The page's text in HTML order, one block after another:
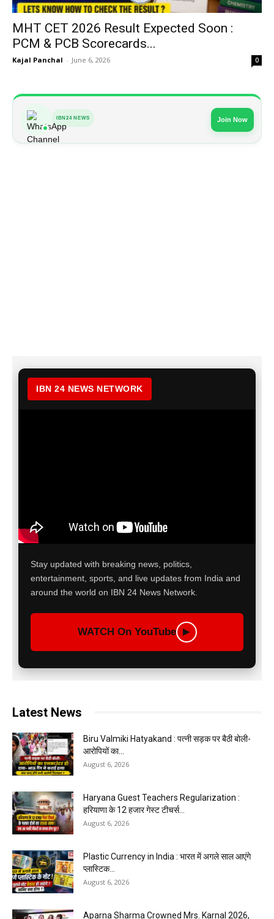
MHT CET 2026 Result Expected Soon :
PCM & PCB Scorecards...
Kajal Panchal - June 6, 2026 0
IBN24 NEWS Join Now
IBN 24 NEWS NETWORK
Stay updated with breaking news, politics,
entertainment, sports, and live updates from India and
around the world on IBN 24 News Network.
WATCH On YouTube ▶
Latest News
Biru Valmiki Hatyakand : पत्नी सड़क पर बैठी बोली-
आरोपियों का...
August 6, 2026
Haryana Guest Teachers Regularization :
हरियाणा के 12 हजार गेस्ट टीचर्स...
August 6, 2026
Plastic Currency in India : भारत में अगले साल आएंगे
प्लास्टिक...
August 6, 2026
Aparna Sharma Crowned Mrs. Karnal 2026,